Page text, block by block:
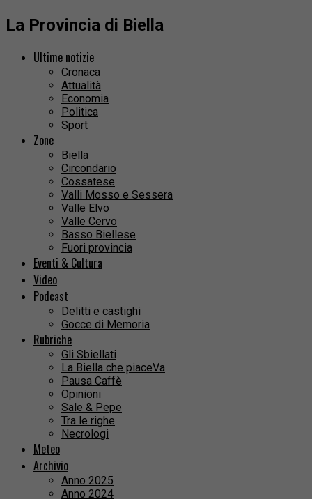
La Provincia di Biella
Ultime notizie
Cronaca
Attualità
Economia
Politica
Sport
Zone
Biella
Circondario
Cossatese
Valli Mosso e Sessera
Valle Elvo
Valle Cervo
Basso Biellese
Fuori provincia
Eventi & Cultura
Video
Podcast
Delitti e castighi
Gocce di Memoria
Rubriche
Gli Sbiellati
La Biella che piaceVa
Pausa Caffè
Opinioni
Sale & Pepe
Tra le righe
Necrologi
Meteo
Archivio
Anno 2025
Anno 2024